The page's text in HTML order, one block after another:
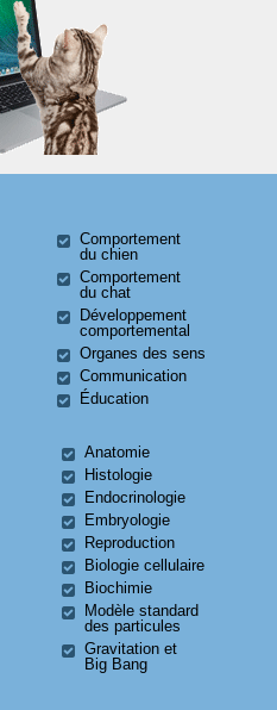
Comportement
du chien
Comportement
du chat
Développement
comportemental
Organes des sens
Communication
Éducation
Anatomie
Histologie
Endocrinologie
Embryologie
Reproduction
Biologie cellulaire
Biochimie
Modèle standard
des particules
Gravitation et
Big Bang